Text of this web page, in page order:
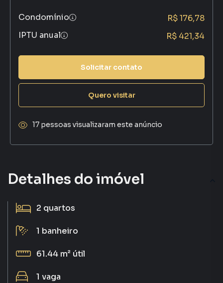
Detalhes do imóvel
2 quartos
1 banheiro
61.44 m² útil
1 vaga
Condomínio
R$ 176,78
IPTU anual
R$ 421,34
Solicitar contato
Quero visitar
17 pessoas visualizaram este anúncio